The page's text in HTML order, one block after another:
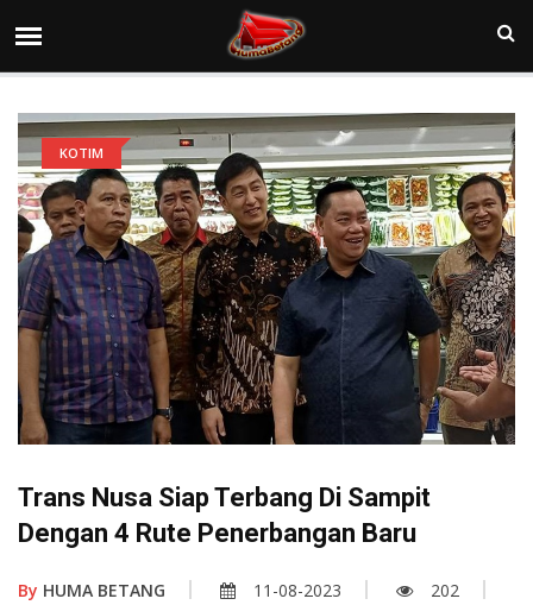
KOTIM
Trans Nusa Siap Terbang Di Sampit
Dengan 4 Rute Penerbangan Baru
By HUMA BETANG 11-08-2023
202